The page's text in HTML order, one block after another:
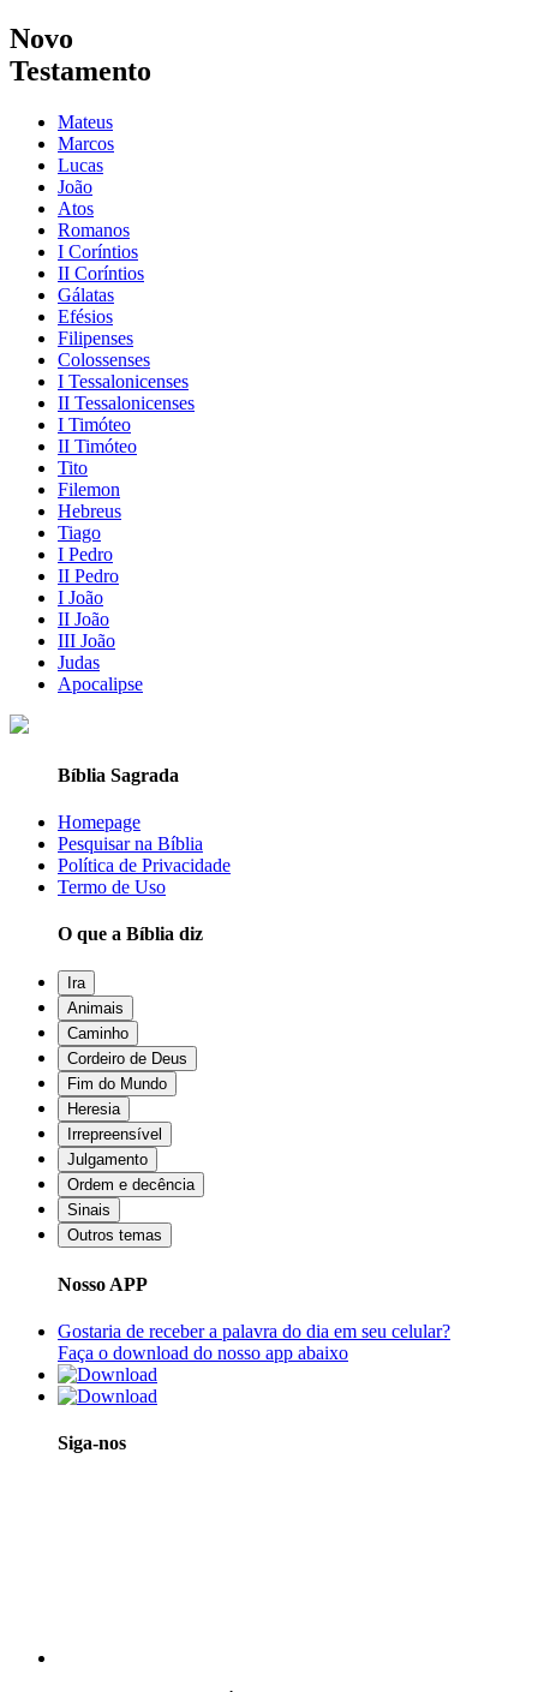
Novo
Testamento
Mateus
Marcos
Lucas
João
Atos
Romanos
I Coríntios
II Coríntios
Gálatas
Efésios
Filipenses
Colossenses
I Tessalonicenses
II Tessalonicenses
I Timóteo
II Timóteo
Tito
Filemon
Hebreus
Tiago
I Pedro
II Pedro
I João
II João
III João
Judas
Apocalipse
Bíblia Sagrada
Homepage
Pesquisar na Bíblia
Política de Privacidade
Termo de Uso
O que a Bíblia diz
Ira
Animais
Caminho
Cordeiro de Deus
Fim do Mundo
Heresia
Irrepreensível
Julgamento
Ordem e decência
Sinais
Outros temas
Nosso APP
Gostaria de receber a palavra do dia em seu celular?
Faça o download do nosso app abaixo
Siga-nos